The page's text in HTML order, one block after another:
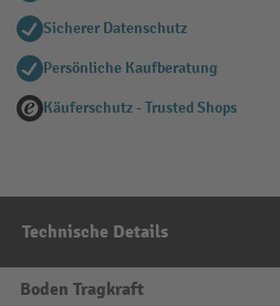
Sicherer Datenschutz
Persönliche Kaufberatung
Käuferschutz - Trusted Shops
Technische Details
Boden Tragkraft